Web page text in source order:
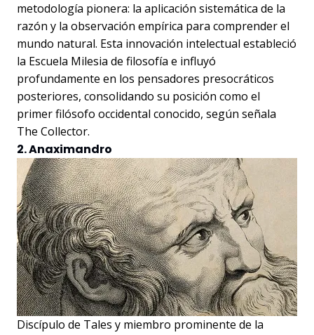
metodología pionera: la aplicación sistemática de la
razón y la observación empírica para comprender el
mundo natural. Esta innovación intelectual estableció
la Escuela Milesia de filosofía e influyó
profundamente en los pensadores presocráticos
posteriores, consolidando su posición como el
primer filósofo occidental conocido, según señala
The Collector.
2. Anaximandro
Discípulo de Tales y miembro prominente de la